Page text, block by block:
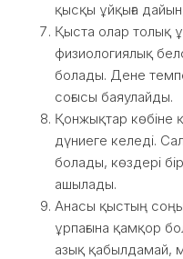
қысқы ұйқыға
Қыста олар толық
физиологиялық
болады. Дене
соғысы баяулайды.
Қонжықтар көбіне
дүниеге келеді.
болады, көздері
ашылады.
Анасы қыстың
ұрпағына қамқор
азық қабылдамай,